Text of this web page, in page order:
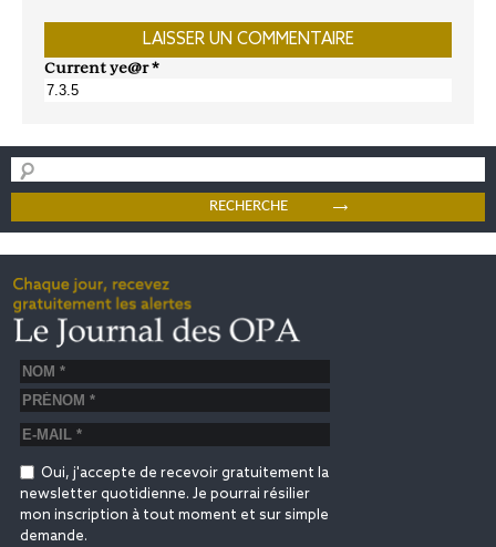
Current ye@r*
Oui, j'accepte de recevoir gratuitement la
newsletter quotidienne. Je pourrai résilier
mon inscription à tout moment et sur simple
demande.